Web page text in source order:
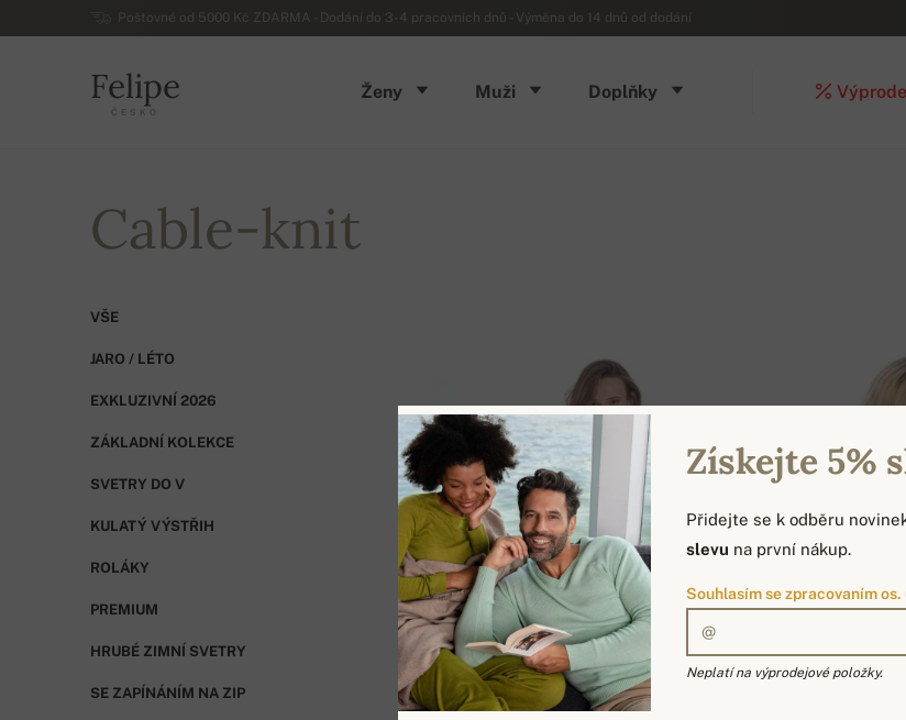
Poštovné od 5000 Kč ZDARMA - Dodání do 3-4 pracovních dnů - Výměna do 14 dnů od dodání
Felipe
ČESKO
Ženy Muži Doplňky
Cable-knit
VŠE
JARO / LÉTO
EXKLUZIVNÍ 2026
ZÁKLADNÍ KOLEKCE
SVETRY DO V
KULATÝ VÝSTŘIH
ROLÁKY
PREMIUM
HRUBÉ ZIMNÍ SVETRY
SE ZAPÍNÁNÍM NA ZIP
Získejte 5%
Přidejte se k odběru
slevu na první nákup.
Souhlasím se zpracovaním os.
Neplatí na výprodejové položky.